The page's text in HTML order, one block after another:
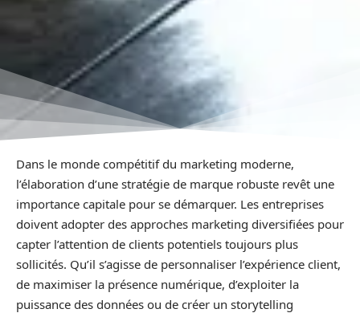
Dans le monde compétitif du marketing moderne,
l’élaboration d’une stratégie de marque robuste revêt une
importance capitale pour se démarquer. Les entreprises
doivent adopter des approches marketing diversifiées pour
capter l’attention de clients potentiels toujours plus
sollicités. Qu’il s’agisse de personnaliser l’expérience client,
de maximiser la présence numérique, d’exploiter la
puissance des données ou de créer un storytelling